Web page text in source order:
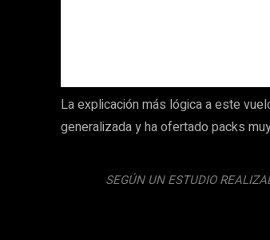
La explicación más lógica a este
generalizada y ha ofertado packs
SEGÚN UN ESTUDIO